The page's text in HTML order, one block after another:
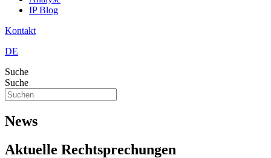
IP Blog
Kontakt
DE
Suche
Suche
News
Aktuelle Rechtsprechungen